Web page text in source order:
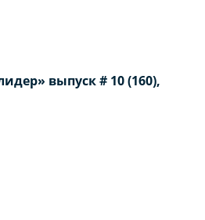
выпуск # 10 (160),